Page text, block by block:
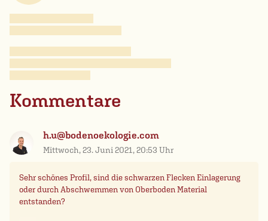
Kommentare
h.u@bodenoekologie.com
Mittwoch, 23. Juni 2021, 20:53 Uhr
Sehr schönes Profil, sind die schwarzen Flecken Einlagerung
oder durch Abschwemmen von Oberboden Material
entstanden?